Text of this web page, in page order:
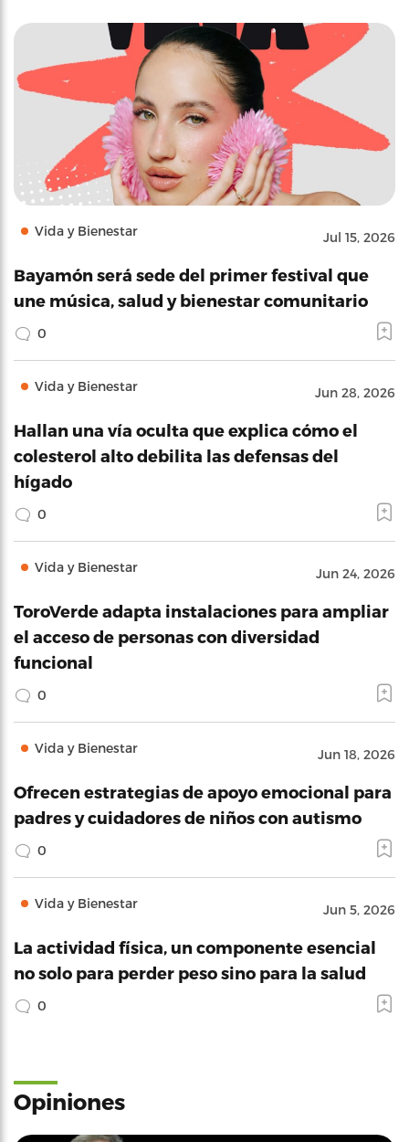
Vida y Bienestar Jul 15, 2026
Bayamón será sede del primer festival que
une música, salud y bienestar comunitario
0
Vida y Bienestar Jun 28, 2026
Hallan una vía oculta que explica cómo el
colesterol alto debilita las defensas del
hígado
0
Vida y Bienestar Jun 24, 2026
ToroVerde adapta instalaciones para ampliar
el acceso de personas con diversidad
funcional
0
Vida y Bienestar Jun 18, 2026
Ofrecen estrategias de apoyo emocional para
padres y cuidadores de niños con autismo
0
Vida y Bienestar Jun 5, 2026
La actividad física, un componente esencial
no solo para perder peso sino para la salud
0
Opiniones